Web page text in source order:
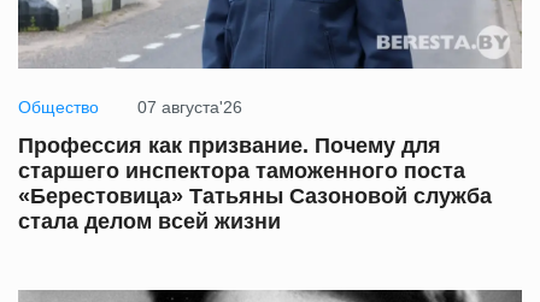
Общество 07 августа'26
Профессия как призвание. Почему для
старшего инспектора таможенного поста
«Берестовица» Татьяны Сазоновой служба
стала делом всей жизни